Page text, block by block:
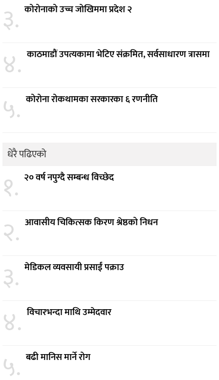
३. कोरोनाको उच्च जोखिममा प्रदेश २
४. काठमाडौं उपत्यकामा भेटिए संक्रमित, सर्वसाधारण त्रासमा
५. कोरोना रोकथामका सरकारका ६ रणनीति
धेरै पढिएको
१. २० वर्ष नपुग्दै सम्बन्ध विच्छेद
२. आवासीय चिकित्सक किरण श्रेष्ठको निधन
३. मेडिकल व्यवसायी प्रसाईं पक्राउ
४. विचारभन्दा माथि उम्मेदवार
५. बढी मानिस मार्ने रोग